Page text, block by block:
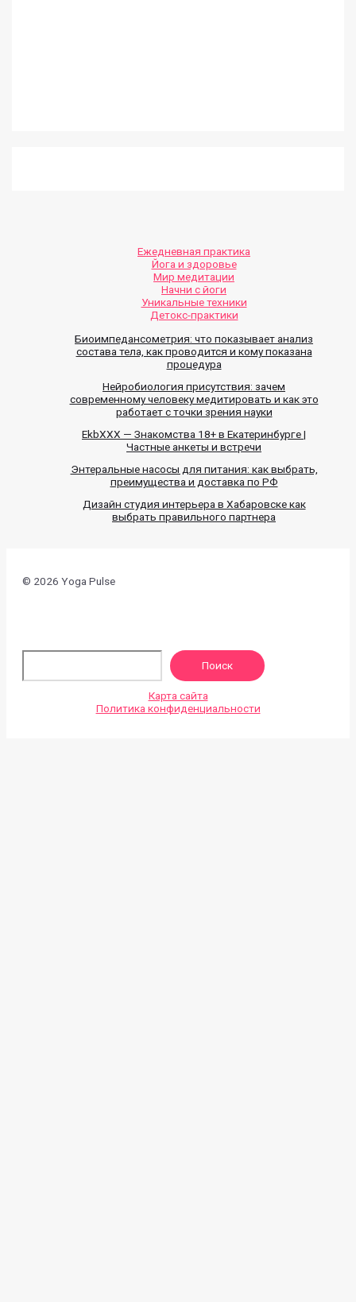
Ежедневная практика
Йога и здоровье
Мир медитации
Начни с йоги
Уникальные техники
Детокс-практики
Биоимпедансометрия: что показывает анализ
состава тела, как проводится и кому показана
процедура
Нейробиология присутствия: зачем
современному человеку медитировать и как это
работает с точки зрения науки
EkbXXX — Знакомства 18+ в Екатеринбурге |
Частные анкеты и встречи
Энтеральные насосы для питания: как выбрать,
преимущества и доставка по РФ
Дизайн студия интерьера в Хабаровске как
выбрать правильного партнера
© 2026 Yoga Pulse
Поиск
Карта сайта
Политика конфиденциальности